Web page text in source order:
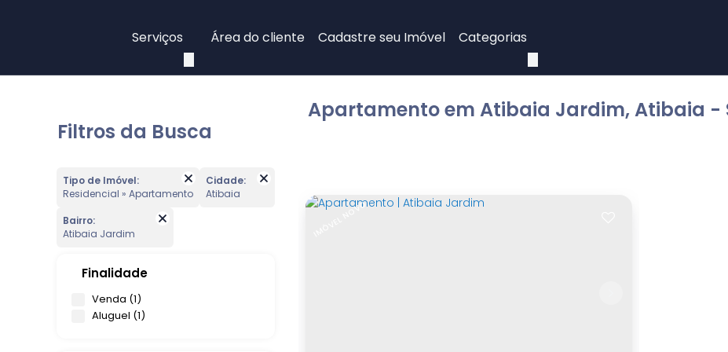
Categorias
Cadastre seu Imóvel
Área do cliente
Serviços
Apartamento em Atibaia Jardim, Atibaia -
Filtros da Busca
Tipo de Imóvel:
Residencial » Apartamento
Cidade:
Atibaia
Bairro:
Atibaia Jardim
Finalidade
Venda (1)
Aluguel (1)
IMÓVEL NOVO